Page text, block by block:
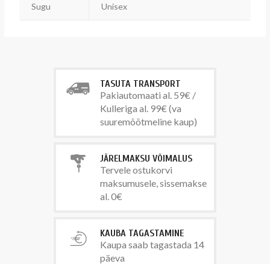
Sugu Unisex
TASUTA TRANSPORT
Pakiautomaati al. 59€ /
Kulleriga al. 99€ (va
suuremõõtmeline kaup)
JÄRELMAKSU VÕIMALUS
Tervele ostukorvi
maksumusele, sissemakse
al. 0€
KAUBA TAGASTAMINE
Kaupa saab tagastada 14
päeva